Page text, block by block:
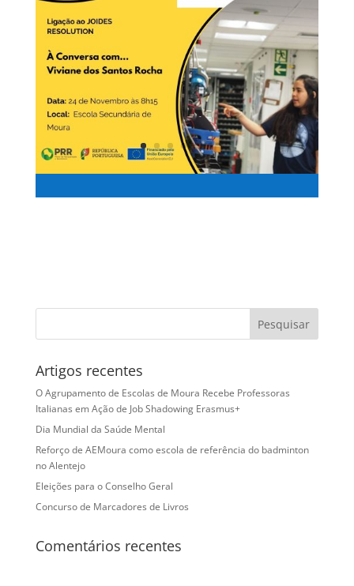
Artigos recentes
O Agrupamento de Escolas de Moura Recebe Professoras
Italianas em Ação de Job Shadowing Erasmus+
Dia Mundial da Saúde Mental
Reforço de AEMoura como escola de referência do badminton
no Alentejo
Eleições para o Conselho Geral
Concurso de Marcadores de Livros
Comentários recentes